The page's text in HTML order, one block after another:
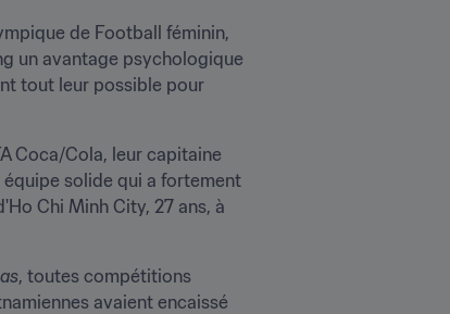
de Football féminin,
un avantage psychologique
tout leur possible pour
Coca/Cola, leur capitaine
solide qui a fortement
, toutes compétitions
avaient encaissé